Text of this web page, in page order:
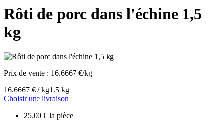
Rôti de porc dans l'échine 1,5
kg
Prix de vente : 16.6667 €/kg
16.6667 € / kg1.5 kg
Choisir une livraison
25.00 € la pièce